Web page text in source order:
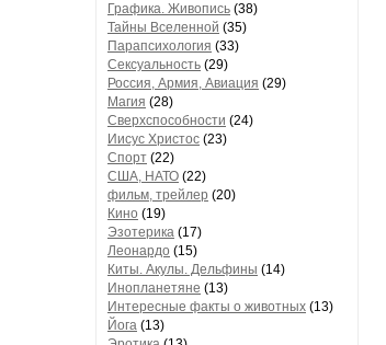
Графика. Живопись (38)
Тайны Вселенной (35)
Парапсихология (33)
Сексуальность (29)
Россия, Армия, Авиация (29)
Магия (28)
Сверхспособности (24)
Иисус Христос (23)
Спорт (22)
США, НАТО (22)
фильм, трейлер (20)
Кино (19)
Эзотерика (17)
Леонардо (15)
Киты. Акулы. Дельфины (14)
Инопланетяне (13)
Интересные факты о животных (13)
Йога (13)